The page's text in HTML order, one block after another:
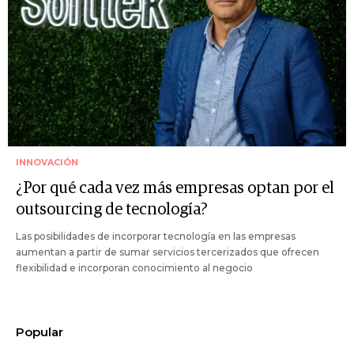
INNOVACIÓN
¿Por qué cada vez más empresas optan por el
outsourcing de tecnología?
Las posibilidades de incorporar tecnología en las empresas
aumentan a partir de sumar servicios tercerizados que ofrecen
flexibilidad e incorporan conocimiento al negocio
Popular